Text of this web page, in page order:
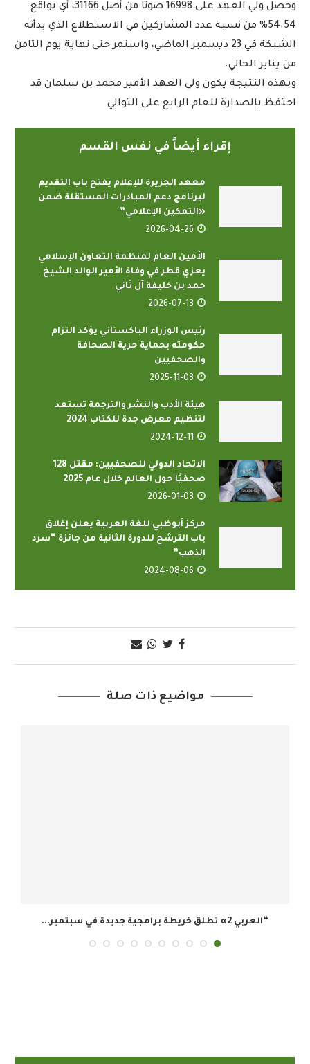
وحصل ولي العهد على 16998 صوتاً من أصل 31166، أي بواقع
54.54% من نسبة عدد المشاركين في الاستطلاع الذي بدأته
الشبكة في 23 ديسمبر الماضي، واستمر حتى نهاية يوم الثامن
من يناير الحالي.
وبهذه النتيجة يكون ولي العهد الأمير محمد بن سلمان قد
احتفظ بالصدارة للعام الرابع على التوالي
إقراء أيضاً في نفس القسم
معهد الجزيرة للإعلام يفتح باب التقديم
لبرنامج دعم المبادرات المستقلة ضمن
«التمكين الإعلامي”
2026-04-26
الأمين العام لمنظمة التعاون الإسلامي
يعزي قطر في وفاة الأمير الوالد الشيخ
حمد بن خليفة آل ثاني
2026-07-13
رئيس الوزراء الباكستاني يؤكد التزام
حكومته بحماية حرية الصحافة
والصحفيين
2025-11-03
هيئة الأدب والنشر والترجمة تستعد
لتنظيم معرض جدة للكتاب 2024
2024-12-11
الاتحاد الدولي للصحفيين: مقتل 128
صحفيًا حول العالم خلال عام 2025
2026-01-03
مركز أبوظبي للغة العربية يعلن إغلاق
باب الترشح للدورة الثانية من جائزة “سرد
الذهب”
2024-08-06
مواضيع ذات صلة
هيئة تنظيم الإعلام السعودية: تيك توك يتصدر الوصول...